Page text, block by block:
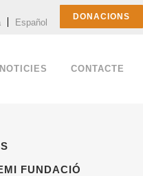
Español
DONACIONS
NOTICIES CONTACTE
FUNDACIÓ